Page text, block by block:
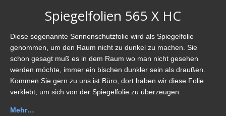
Spiegelfolien 565 X HC
Diese sogenannte Sonnenschutzfolie wird als Spiegelfolie
genommen, um den Raum nicht zu dunkel zu machen. Sie
schon gesagt muß es in dem Raum wo man nicht gesehen
werden möchte, immer ein bischen dunkler sein als draußen.
Kommen Sie gern zu uns ist Büro, dort haben wir diese Folie
verklebt, um sich von der Spiegelfolie zu überzeugen.
Mehr…